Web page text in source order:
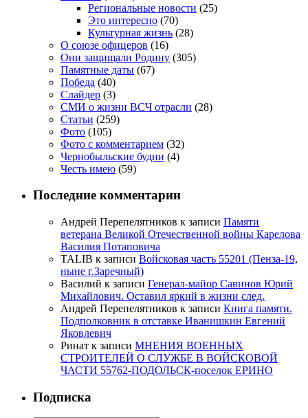
Региональные новости (25)
Это интересно (70)
Культурная жизнь (28)
О союзе офицеров (16)
Они защищали Родину (305)
Памятные даты (67)
Победа (40)
Слайдер (3)
СМИ о жизни ВСЧ отрасли (28)
Статьи (259)
Фото (105)
Фото с комментарием (32)
Чернобыльские будни (4)
Честь имею (59)
Последние комментарии
Андрей Перепелятников к записи Памяти
ветерана Великой Отечественной войны Карелова
Василия Потаповича
TALIB к записи Войсковая часть 55201 (Пенза-19,
ныне г.Заречный)
Василий к записи Генерал-майор Савинов Юрий
Михайлович. Оставил яркий в жизни след.
Андрей Перепелятников к записи Книга памяти.
Подполковник в отставке Иванишкин Евгений
Яковлевич
Ринат к записи МНЕНИЯ ВОЕННЫХ
СТРОИТЕЛЕЙ О СЛУЖБЕ В ВОЙСКОВОЙ
ЧАСТИ 55762-ПОДОЛЬСК-поселок ЕРИНО
Подписка